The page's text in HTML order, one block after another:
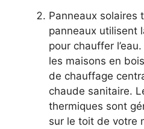
Panneaux solaires
panneaux utilisent
pour chauffer
les maisons en
de chauffage
chaude sanitaire.
thermiques sont
‍sur le toit de votre